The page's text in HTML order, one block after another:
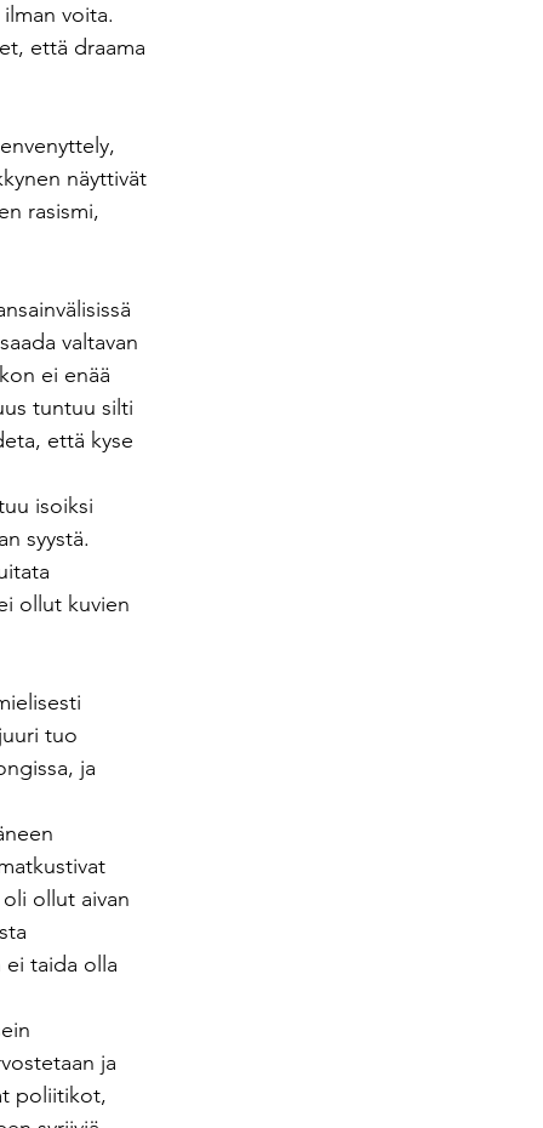
voita.
että draama
näyttivät
rasismi,
valtavan
ei enää
tuntuu silti
että kyse
isoiksi
syystä.
ollut kuvien
tuo
ja
ollut aivan
ei taida olla
ja
poliitikot,